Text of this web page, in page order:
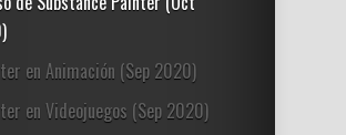
en Animación (Sep 2020)
en Videojuegos (Sep 2020)